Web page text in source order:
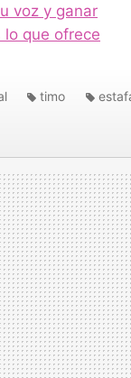
voz y ganar
lo que ofrece
timo